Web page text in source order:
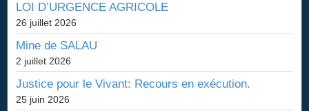
LOI D’URGENCE AGRICOLE
26 juillet 2026
Mine de SALAU
2 juillet 2026
Justice pour le Vivant: Recours en exécution.
25 juin 2026